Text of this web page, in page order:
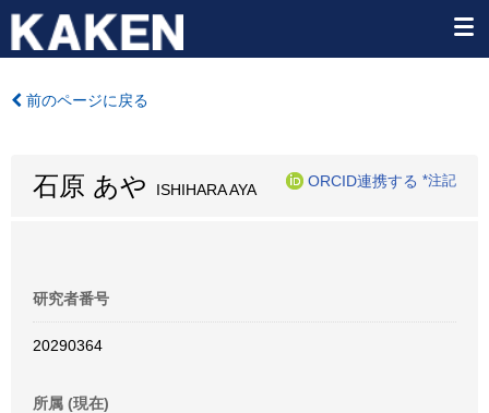
前のページに戻る
石原 あや ISHIHARA AYA
ORCID連携する *注記
研究者番号
20290364
所属 (現在)